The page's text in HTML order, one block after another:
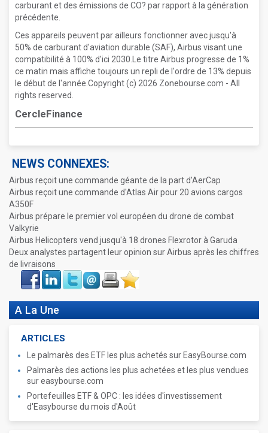
carburant et des émissions de CO? par rapport à la génération
précédente.
Ces appareils peuvent par ailleurs fonctionner avec jusqu'à
50% de carburant d'aviation durable (SAF), Airbus visant une
compatibilité à 100% d'ici 2030.Le titre Airbus progresse de 1%
ce matin mais affiche toujours un repli de l'ordre de 13% depuis
le début de l'année.Copyright (c) 2026 Zonebourse.com - All
rights reserved.
CercleFinance
NEWS CONNEXES:
Airbus reçoit une commande géante de la part d'AerCap
Airbus reçoit une commande d'Atlas Air pour 20 avions cargos
A350F
Airbus prépare le premier vol européen du drone de combat
Valkyrie
Airbus Helicopters vend jusqu'à 18 drones Flexrotor à Garuda
Deux analystes partagent leur opinion sur Airbus après les chiffres
de livraisons
Face
book
LinkIn Twitter Envoyer ImprimerFavoris
A La Une
ARTICLES
Le palmarès des ETF les plus achetés sur EasyBourse.com
Palmarès des actions les plus achetées et les plus vendues
sur easybourse.com
Portefeuilles ETF & OPC : les idées d'investissement
d'Easybourse du mois d'Août